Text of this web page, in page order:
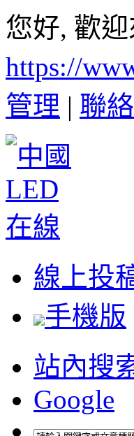
您好, 歡
https://
管理 | 聯
線上投
手機版
站內搜
Google